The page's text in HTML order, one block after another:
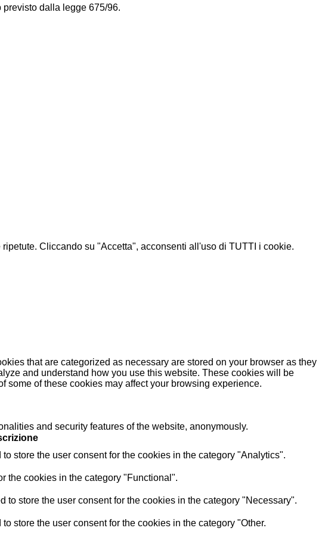
previsto dalla legge 675/96.
Cliccando su "Accetta", acconsenti all'uso di TUTTI i cookie.
that are categorized as necessary are stored on your browser as they
and understand how you use this website. These cookies will be
some of these cookies may affect your browsing experience.
and security features of the website, anonymously.
store the user consent for the cookies in the category "Analytics".
the cookies in the category "Functional".
store the user consent for the cookies in the category "Necessary".
store the user consent for the cookies in the category "Other.